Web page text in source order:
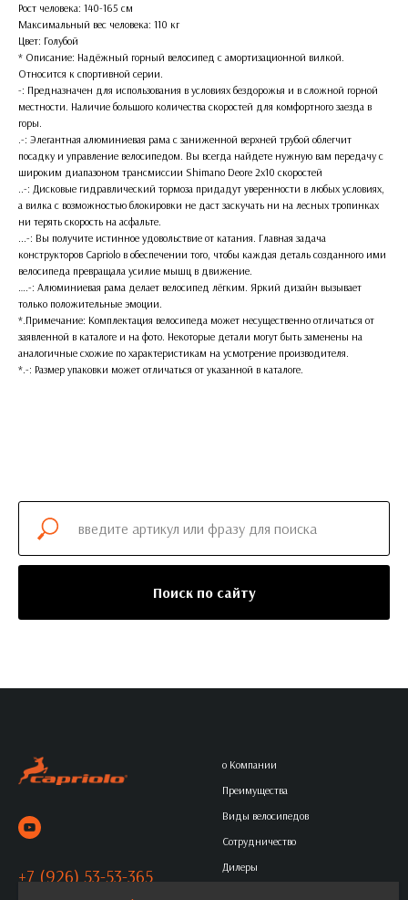
Рост человека: 140-165 см
Максимальный вес человека: 110 кг
Цвет: Голубой
* Описание: Надёжный горный велосипед с амортизационной вилкой.
Относится к спортивной серии.
-: Предназначен для использования в условиях бездорожья и в сложной горной
местности. Наличие большого количества скоростей для комфортного заезда в
горы.
.-: Элегантная алюминиевая рама с заниженной верхней трубой облегчит
посадку и управление велосипедом. Вы всегда найдете нужную вам передачу с
широким диапазоном трансмиссии Shimano Deore 2x10 скоростей
..-: Дисковые гидравлический тормоза придадут уверенности в любых условиях,
а вилка с возможностью блокировки не даст заскучать ни на лесных тропинках
ни терять скорость на асфальте.
...-: Вы получите истинное удовольствие от катания. Главная задача
конструкторов Capriolo в обеспечении того, чтобы каждая деталь созданного ими
велосипеда превращала усилие мышц в движение.
….-: Алюминиевая рама делает велосипед лёгким. Яркий дизайн вызывает
только положительные эмоции.
*.Примечание: Комплектация велосипеда может несущественно отличаться от
заявленной в каталоге и на фото. Некоторые детали могут быть заменены на
аналогичные схожие по характеристикам на усмотрение производителя.
*.-: Размер упаковки может отличаться от указанной в каталоге.
Поиск по сайту
+7 (926) 53-53-365
о Компании
Преимущества
Виды велосипедов
Сотрудничество
Дилеры